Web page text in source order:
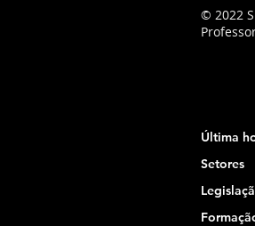
© 2022
Última
Setores